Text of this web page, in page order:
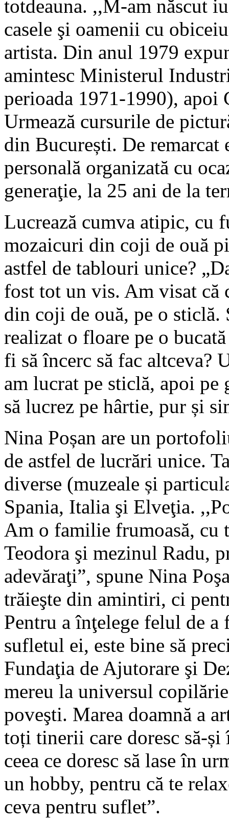
totdeauna. ,,M-am născut
casele şi oamenii cu
artista. Din anul 1979
amintesc Ministerul
perioada 1971-1990),
Urmează cursurile de
din București. De remarcat
personală organizată cu
generaţie, la 25 ani de la
Lucrează cumva atipic, cu
mozaicuri din coji de ouă
astfel de tablouri unice?
fost tot un vis. Am visat că
din coji de ouă, pe o sticlă.
realizat o floare pe o
fi să încerc să fac altceva?
am lucrat pe sticlă, apoi
să lucrez pe hârtie, pur și
Nina Poșan are un
de astfel de lucrări unice.
diverse (muzeale și
Spania, Italia şi Elveţia.
Am o familie frumoasă, cu
Teodora şi mezinul Radu,
adevăraţi”, spune Nina
trăieşte din amintiri, ci
Pentru a înţelege felul de
sufletul ei, este bine să
Fundaţia de Ajutorare şi
mereu la universul
poveşti. Marea doamnă a
toți tinerii care doresc să-și
ceea ce doresc să lase în
un hobby, pentru că te
ceva pentru suflet”.